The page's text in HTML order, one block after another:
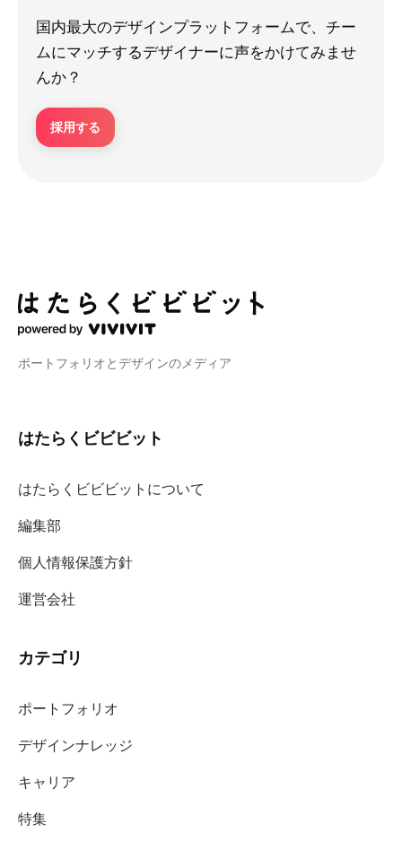
国内最大のデザインプラットフォームで、チー
ムにマッチするデザイナーに声をかけてみませ
んか？
採用する
ポートフォリオとデザインのメディア
はたらくビビビット
はたらくビビビットについて
編集部
個人情報保護方針
運営会社
カテゴリ
ポートフォリオ
デザインナレッジ
キャリア
特集